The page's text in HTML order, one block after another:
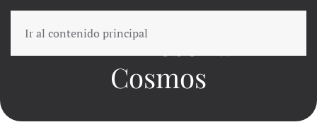
Ir al contenido principalEn Filosofía
Cosmos